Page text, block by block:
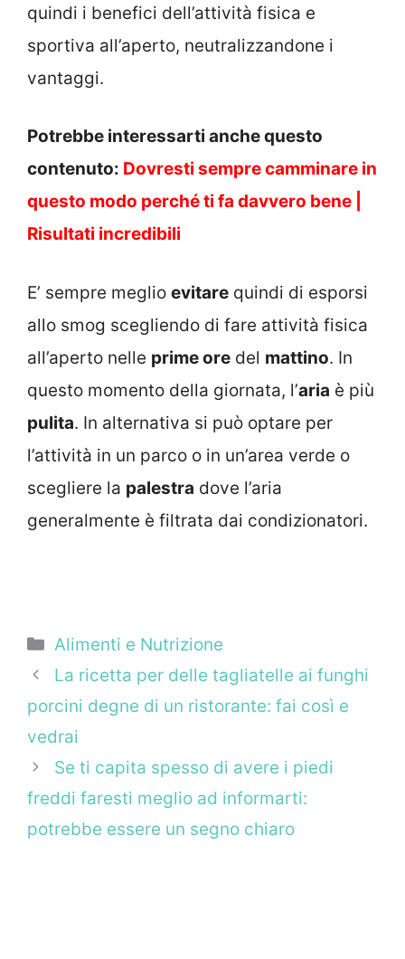
quindi i benefici dell’attività fisica e
sportiva all’aperto, neutralizzandone i
vantaggi.
Potrebbe interessarti anche questo
contenuto: Dovresti sempre camminare in
questo modo perché ti fa davvero bene |
Risultati incredibili
E’ sempre meglio evitare quindi di esporsi
allo smog scegliendo di fare attività fisica
all’aperto nelle prime ore del mattino. In
questo momento della giornata, l’aria è più
pulita. In alternativa si può optare per
l’attività in un parco o in un’area verde o
scegliere la palestra dove l’aria
generalmente è filtrata dai condizionatori.
Categorie
Alimenti e Nutrizione
La ricetta per delle tagliatelle ai funghi
porcini degne di un ristorante: fai così e
vedrai
Se ti capita spesso di avere i piedi
freddi faresti meglio ad informarti:
potrebbe essere un segno chiaro